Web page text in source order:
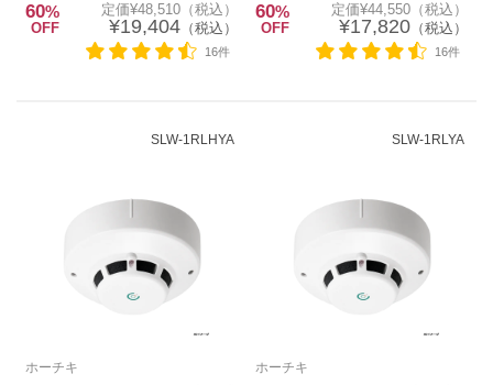
60%
OFF
定価¥48,510（税込）
¥19,404（税込）
16件
60%
OFF
定価¥44,550（税込）
¥17,820（税込）
16件
SLW-1RLHYA
ホーチキ
SLW-1RLYA
ホーチキ